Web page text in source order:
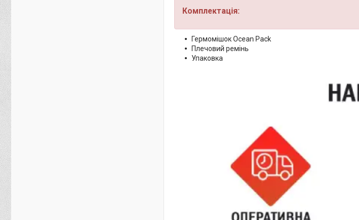
Комплектація:
Гермомішок Ocean Pack
Плечовий ремінь
Упаковка